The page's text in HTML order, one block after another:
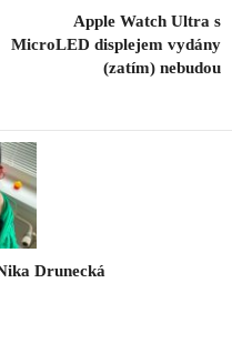
Apple Watch Ultra s
MicroLED displejem vydány
(zatím) nebudou
Drunecká